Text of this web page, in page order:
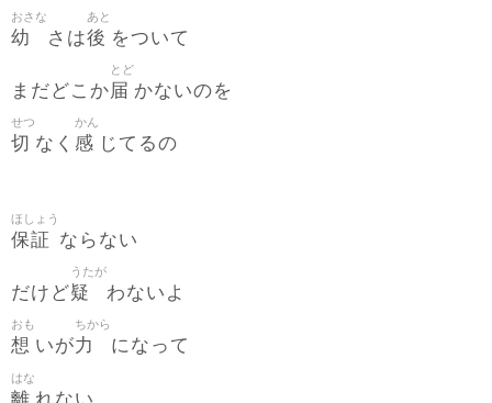
幼
おさな
さは後
あと
をついて
まだどこか届
とど
かないのを
切
せつ
なく 感
かん
じてるの
保証
ほしょう
ならない
だけど疑
うたが
わないよ
想
おも
いが力
ちから
になって
離
はな